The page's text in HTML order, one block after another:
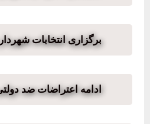
برگزاری انتخابات
ادامه اعتراضات ضد